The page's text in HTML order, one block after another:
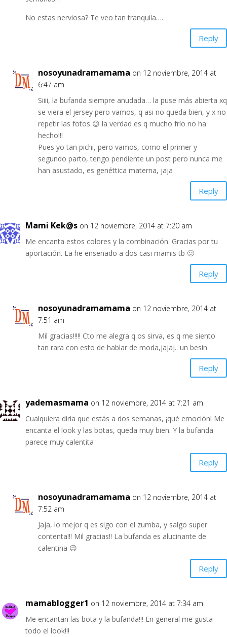
No estas nerviosa? Te veo tan tranquila….
Reply
nosoyunadramamama on 12 noviembre, 2014 at
6:47 am
Siiii, la bufanda siempre anudada… la puse más abierta xq
se viera el jersey pero vamos, q asi no queda bien, y x no
repetir las fotos 😉 la verdad es q mucho frío no ha
hecho!!!
Pues yo tan pichi, pero vamos, como el primer y
segundo parto, tengo pendiente un post pero nunca me
han asustado, es genéttica materna, jaja
Reply
Mami Kek@s on 12 noviembre, 2014 at 7:20 am
Me encanta estos colores y la combinación. Gracias por tu
aportación. La he enseñado a dos casi mamis tb 🙂
Reply
nosoyunadramamama on 12 noviembre, 2014 at
7:51 am
Mil gracias!!!!! Cto me alegra q os sirva, es q me siento
tan rara con esto de hablar de moda,jajaj.. un besin
Reply
yademasmama on 12 noviembre, 2014 at 7:21 am
Cualquiera diría que estás a dos semanas, ¡qué emoción! Me
encanta el look y las botas, queda muy bien. Y la bufanda
parece muy calentita
Reply
nosoyunadramamama on 12 noviembre, 2014 at
7:52 am
Jaja, lo mejor q es sigo con el zumba, y salgo super
contenta!!! Mil gracias!! La bufanda es alucinante de
calentina 😉
Reply
mamablogger1 on 12 noviembre, 2014 at 7:34 am
Me encantan las bota y la bufanda!!! En general me gusta
todo el look!!!